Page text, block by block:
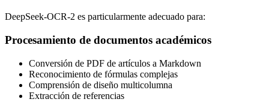
DeepSeek-OCR-2 es particularmente adecuado para:
Procesamiento de documentos académicos
Conversión de PDF de artículos a Markdown
Reconocimiento de fórmulas complejas
Comprensión de diseño multicolumna
Extracción de referencias